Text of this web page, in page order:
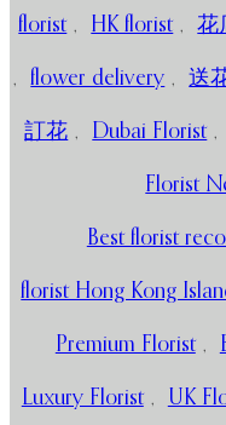
florist , HK florist , 花
, flower delivery , 送
訂花 , Dubai Florist ,
Florist
Best florist
florist Hong Kong
Premium Florist ,
Luxury Florist , UK